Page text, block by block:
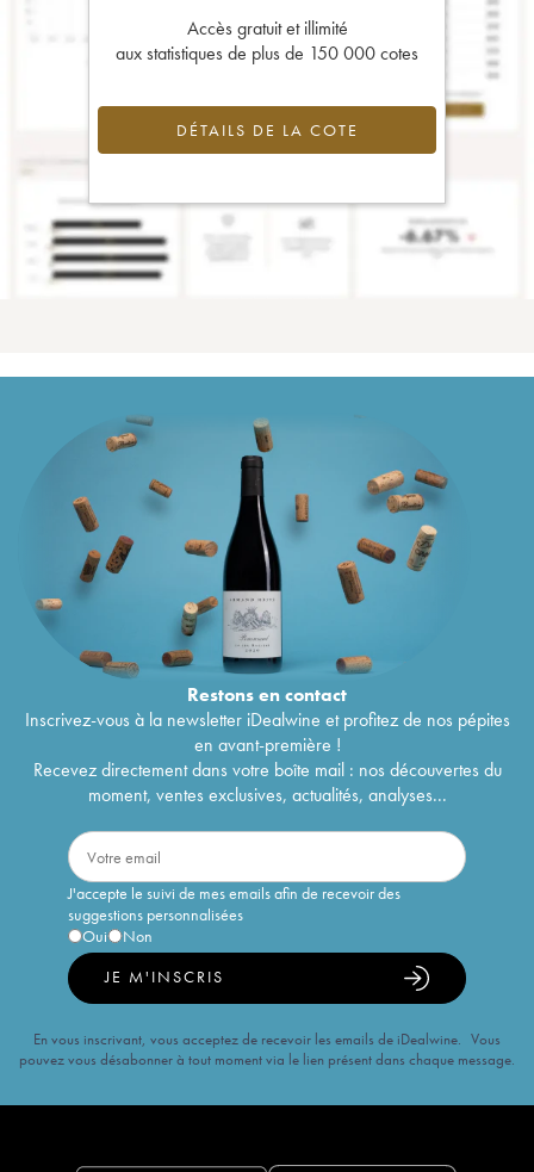
Accès gratuit et illimité
aux statistiques de plus de 150 000 cotes
DÉTAILS DE LA COTE
Restons encontact
Inscrivez-vous à la newsletter iDealwine et profitez de nos pépites
en avant-première !
Recevez directement dans votre boîte mail : nos découvertes du
moment, ventes exclusives, actualités, analyses...
J'accepte le suivi de mes emails afin de recevoir des
suggestions personnalisées
Oui
Non
JE M'INSCRIS
En vous inscrivant, vous acceptez de recevoir les emails de iDealwine. Vous
pouvez vous désabonner à tout moment via le lien présent dans chaque message.